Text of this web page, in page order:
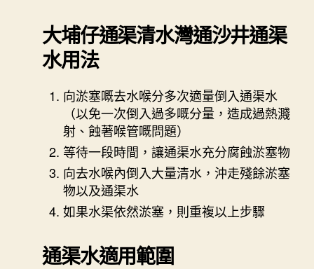
大埔仔通渠清水灣通沙井通渠
水用法
向淤塞嘅去水喉分多次適量倒入通渠水
（以免一次倒入過多嘅分量，造成過熱濺
射、蝕著喉管嘅問題）
等待一段時間，讓通渠水充分腐蝕淤塞物
向去水喉內倒入大量清水，沖走殘餘淤塞
物以及通渠水
如果水渠依然淤塞，則重複以上步驟
通渠水適用範圍